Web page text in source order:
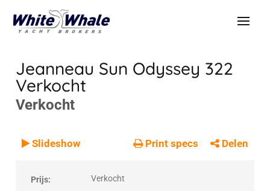
Jeanneau Sun Odyssey 322
Verkocht
Verkocht
VERKOCHT
Verkocht
Slideshow Print specs Delen
Prijs: Verkocht